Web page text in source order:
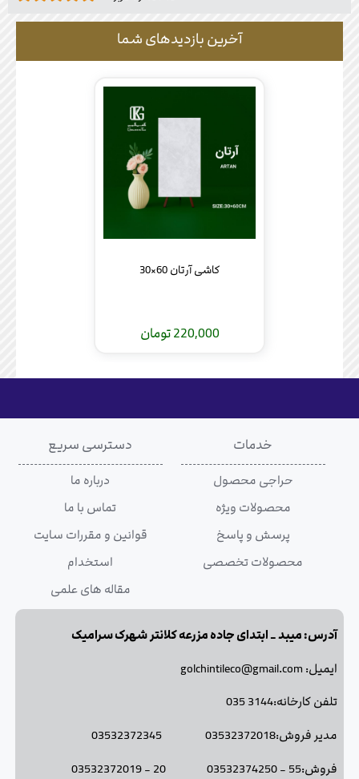
آخرین بازدیدهای شما
کاشی آرتان 60×30
220,000 تومان
خدمات
حراجی محصول
محصولات ویژه
پرسش و پاسخ
محصولات تخصصی
دسترسی سریع
درباره ما
تماس با ما
قوانین و مقررات سایت
استخدام
مقاله های علمی
آدرس: میبد _ ابتدای جاده مزرعه کلانتر شهرک سرامیک
ایمیل: golchintileco@gmail.com
تلفن کارخانه:3144 035
مدیر فروش:03532372018 03532372345
فروش:55 - 03532374250 20 - 03532372019